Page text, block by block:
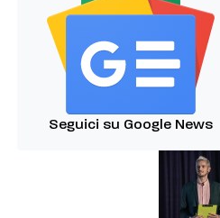
Seguici su Google News